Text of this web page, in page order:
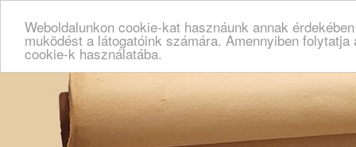
Weboldalunkon cookie-kat hasznáunk annak
muködést a látogatóink számára. Amennyiben
cookie-k használatába.